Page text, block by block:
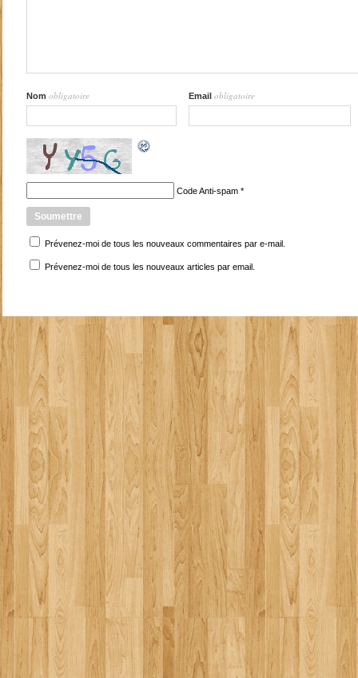
Nom obligatoire Email obligatoire
Code Anti-spam*
Prévenez-moi de tous les nouveaux commentaires par e-mail.
Prévenez-moi de tous les nouveaux articles par email.